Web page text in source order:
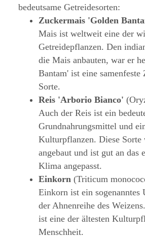
bedeutsame Getreidesorten:
Zuckermais 'Golden
Mais ist weltweit eine der
Getreidepflanzen. Den
die Mais anbauten, war er
Bantam' ist eine samenfeste
Sorte.
Reis 'Arborio Bianco'
Auch der Reis ist ein
Grundnahrungsmittel und
Kulturpflanzen. Diese
angebaut und ist gut an das
Klima angepasst.
Einkorn (Triticum
Einkorn ist ein sogenanntes
der Ahnenreihe des
ist eine der ältesten
Menschheit.